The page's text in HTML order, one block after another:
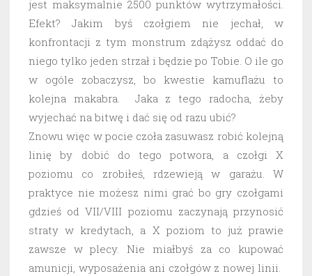
jest maksymalnie 2500 punktów wytrzymałości.
Efekt? Jakim byś czołgiem nie jechał, w
konfrontacji z tym monstrum zdążysz oddać do
niego tylko jeden strzał i będzie po Tobie. O ile go
w ogóle zobaczysz, bo kwestie kamuflażu to
kolejna makabra. Jaka z tego radocha, żeby
wyjechać na bitwę i dać się od razu ubić?
Znowu więc w pocie czoła zasuwasz robić kolejną
linię by dobić do tego potwora, a czołgi X
poziomu co zrobiłeś, rdzewieją w garażu. W
praktyce nie możesz nimi grać bo gry czołgami
gdzieś od VII/VIII poziomu zaczynają przynosić
straty w kredytach, a X poziom to już prawie
zawsze w plecy. Nie miałbyś za co kupować
amunicji, wyposażenia ani czołgów z nowej linii.